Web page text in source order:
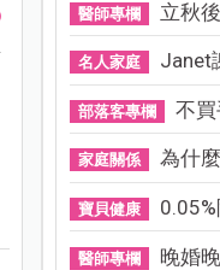
醫師專欄 立秋
名人家庭 Janet
部落客專欄 不買
家庭關係 為什
寶貝健康 0.05%
醫師專欄 晚婚